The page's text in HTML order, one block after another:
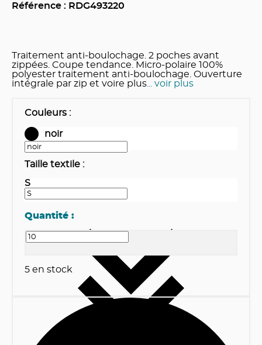
Référence : RDG493220
Traitement anti-boulochage. 2 poches avant
zippées. Coupe tendance. Micro-polaire 100%
polyester traitement anti-boulochage. Ouverture
intégrale par zip et voire plus ... voir plus
Couleurs :
noir
Taille textile :
S
Quantité :
5 en stock